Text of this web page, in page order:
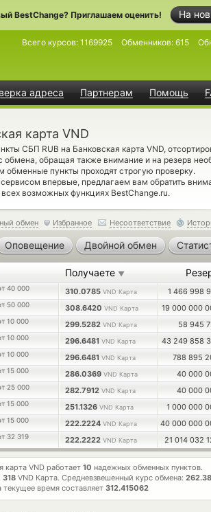
На
BestChange? Приглашаем оценить!
адреса Партнерам Помощь
Всего курсов: 1169925 Обменников: 615
карта VND
СБП RUB на Банковская карта VND,
обмена, обращая также внимание и на резерв
пункты проходят строгую проверку.
впервые, предлагаем вам обратить
возможных функциях BestChange.ru.
обмен Избранное Несоответствие
Оповещение Двойной обмен
Получаете ▼
40 000 310.0785 VND Карта 1 466 998
50 000 308.6420 VND Карта 19 000 000
10 000 299.5282 VND Карта 58 945
10 000 296.6481 VND Карта 43 249 858
10 000 296.6481 VND Карта 788 895
15 000 286.0369 VND Карта 40 000
25 000 282.7912 VND Карта 40 000
15 000 251.1326 VND Карта 1 000 000
15 000 222.2224 VND Карта 40 000 000
32 319 222.2222 VND Карта 21 014 032
карта VND работает 10 надежных обменных пунктов.
318 VND Карта. Средневзвешенный курс обмена:
текущее время составляет 312.415062